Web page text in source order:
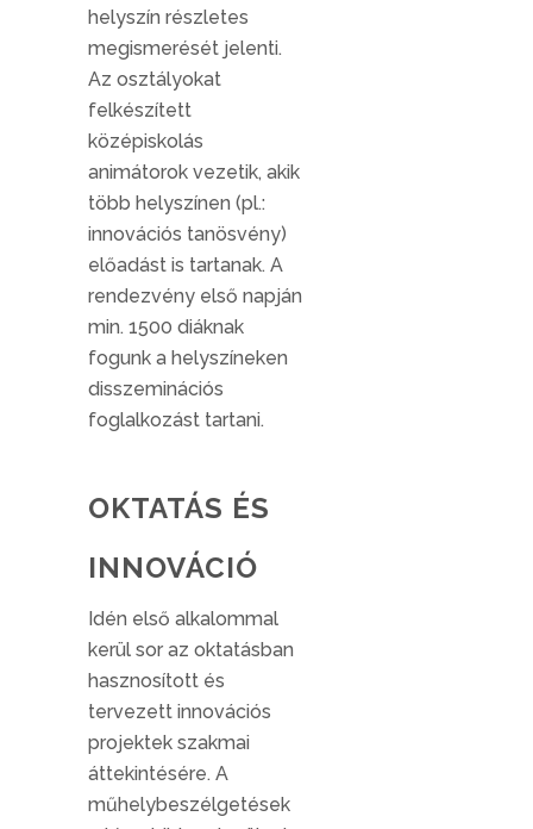
helyszín részletes
megismerését jelenti.
Az osztályokat
felkészített
középiskolás
animátorok vezetik, akik
több helyszínen (pl.:
innovációs tanösvény)
előadást is tartanak. A
rendezvény első napján
min. 1500 diáknak
fogunk a helyszíneken
disszeminációs
foglalkozást tartani.
OKTATÁS ÉS
INNOVÁCIÓ
Idén első alkalommal
kerül sor az oktatásban
hasznosított és
tervezett innovációs
projektek szakmai
áttekintésére. A
műhelybeszélgetések